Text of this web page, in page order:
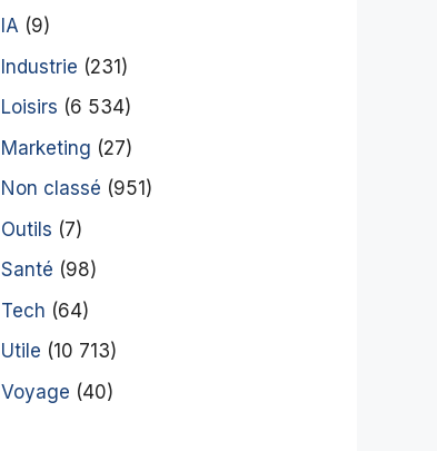
IA (9)
Industrie (231)
Loisirs (6 534)
Marketing (27)
Non classé (951)
Outils (7)
Santé (98)
Tech (64)
Utile (10 713)
Voyage (40)